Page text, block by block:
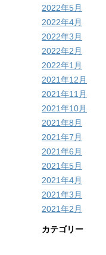
2022年5月
2022年4月
2022年3月
2022年2月
2022年1月
2021年12月
2021年11月
2021年10月
2021年8月
2021年7月
2021年6月
2021年5月
2021年4月
2021年3月
2021年2月
カテゴリー